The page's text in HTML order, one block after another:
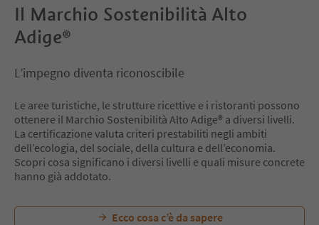
Il Marchio Sostenibilità Alto
Adige®
L’impegno diventa riconoscibile
Le aree turistiche, le strutture ricettive e i ristoranti possono
ottenere il Marchio Sostenibilità Alto Adige® a diversi livelli.
La certificazione valuta criteri prestabiliti negli ambiti
dell’ecologia, del sociale, della cultura e dell’economia.
Scopri cosa significano i diversi livelli e quali misure concrete
hanno già addotato.
Ecco cosa c’è da sapere